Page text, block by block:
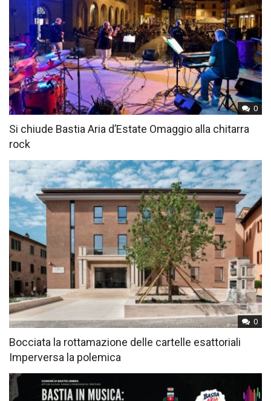
0
Si chiude Bastia Aria d’Estate Omaggio alla chitarra
rock
0
Bocciata la rottamazione delle cartelle esattoriali
Imperversa la polemica